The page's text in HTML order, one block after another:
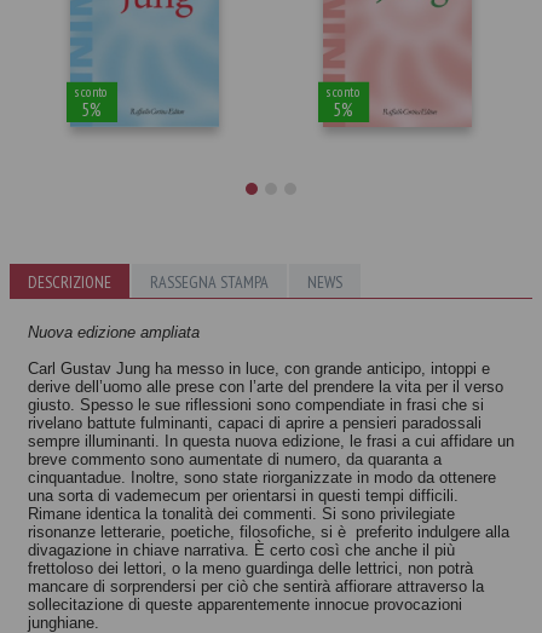
sconto
5%
A colazione da
Jung
Autori vari
sconto
5%
Nel giardino di
Jung
DESCRIZIONE RASSEGNA STAMPA NEWS
Nuova edizione ampliata
Carl Gustav Jung ha messo in luce, con grande anticipo, intoppi e
derive dell’uomo alle prese con l’arte del prendere la vita per il verso
giusto. Spesso le sue riflessioni sono compendiate in frasi che si
rivelano battute fulminanti, capaci di aprire a pensieri paradossali
sempre illuminanti. In questa nuova edizione, le frasi a cui affidare un
breve commento sono aumentate di numero, da quaranta a
cinquantadue. Inoltre, sono state riorganizzate in modo da ottenere
una sorta di vademecum per orientarsi in questi tempi difficili.
Rimane identica la tonalità dei commenti. Si sono privilegiate
risonanze letterarie, poetiche, filosofiche, si è preferito indulgere alla
divagazione in chiave narrativa. È certo così che anche il più
frettoloso dei lettori, o la meno guardinga delle lettrici, non potrà
mancare di sorprendersi per ciò che sentirà affiorare attraverso la
sollecitazione di queste apparentemente innocue provocazioni
junghiane.